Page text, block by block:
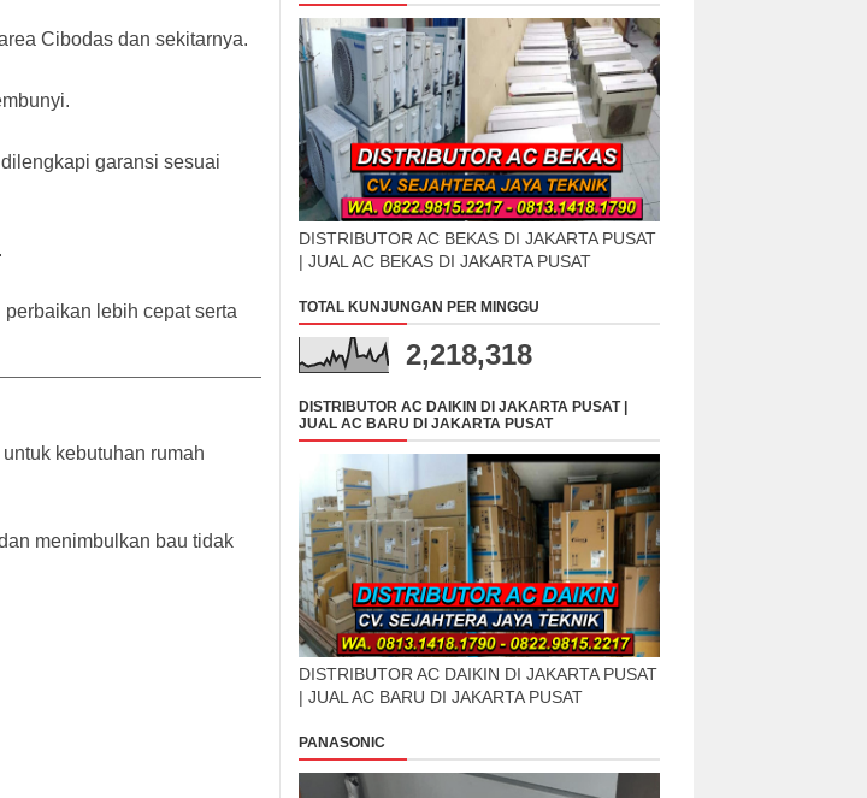
Cibodas dan sekitarnya.
garansi sesuai
lebih cepat serta
kebutuhan rumah
menimbulkan bau tidak
DISTRIBUTOR AC BEKAS DI JAKARTA PUSAT
| JUAL AC BEKAS DI JAKARTA PUSAT
TOTAL KUNJUNGAN PER MINGGU
2,218,318
DISTRIBUTOR AC DAIKIN DI JAKARTA PUSAT |
JUAL AC BARU DI JAKARTA PUSAT
DISTRIBUTOR AC DAIKIN DI JAKARTA PUSAT
| JUAL AC BARU DI JAKARTA PUSAT
PANASONIC